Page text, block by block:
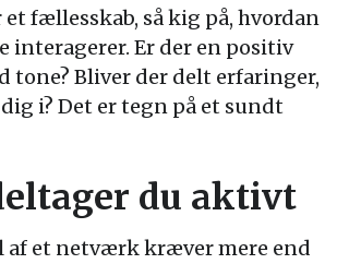
fællesskab, så kig på, hvordan
interagerer. Er der en positiv
tone? Bliver der delt erfaringer,
i? Det er tegn på et sundt
du aktivt
af et netværk kræver mere end